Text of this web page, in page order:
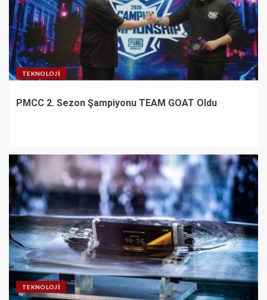
TEKNOLOJI
PMCC 2. Sezon Şampiyonu TEAM GOAT Oldu
TEKNOLOJI